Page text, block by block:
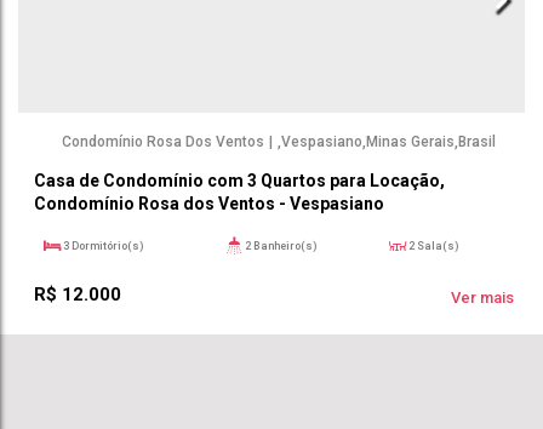
Casa de Condomínio com 3 Quartos para Locação,
Condomínio Rosa dos Ventos - Vespasiano
R$ 12.000
Condomínio Rosa Dos Ventos Vespasiano Minas Gerais Brasil
3 Dormitório(s) 2 Banheiro(s) 2 Sala(s)
Ver mais